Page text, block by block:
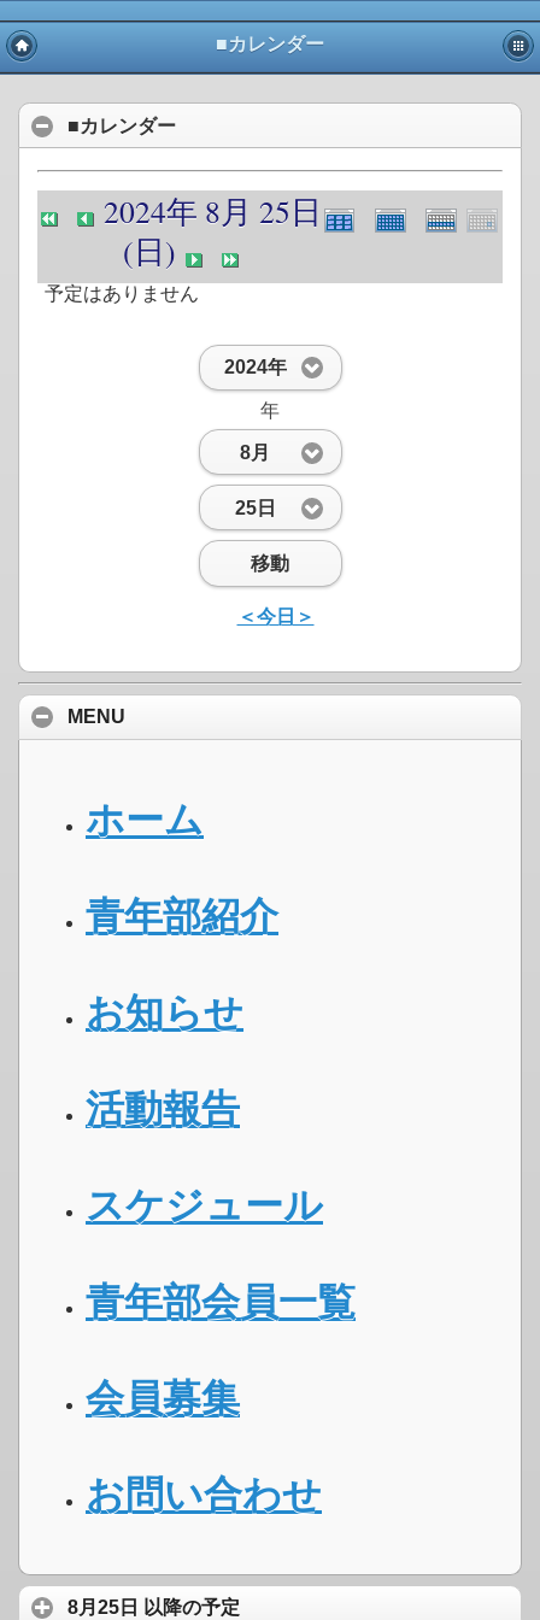
■カレンダー
■カレンダー
2024年 8月 25日
(日)
予定はありません
2024年
年
8月
25日
移動
＜今日＞
MENU
ホーム
青年部紹介
お知らせ
活動報告
スケジュール
青年部会員一覧
会員募集
お問い合わせ
8月25日 以降の予定